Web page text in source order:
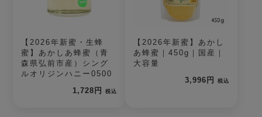
【2026年新蜜・生蜂
蜜】あかしあ蜂蜜（青
森県弘前市産）シング
ルオリジンハニー0500
1,728円
税込
【2026年新蜜】あかし
あ蜂蜜｜450g｜国産｜
大容量
3,996円
税込